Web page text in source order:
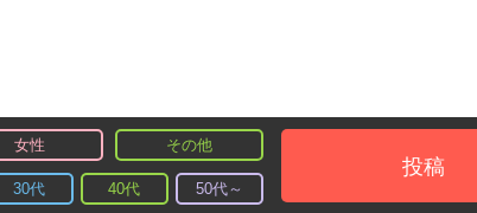
女性 その他
30代 40代 50代～
投稿